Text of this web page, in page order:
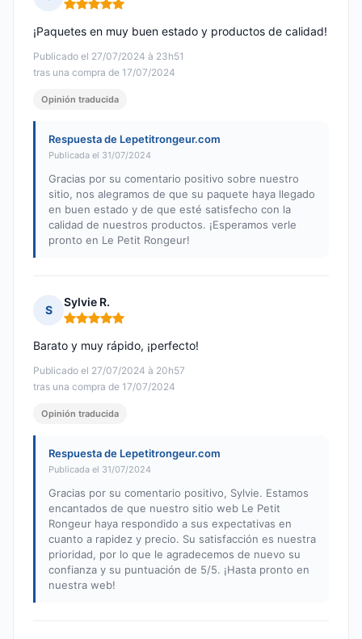
Nota: 5 de 5
Publicado el 27/07/2024 à 23h51
tras una compra de 17/07/2024
¡Paquetes en muy buen estado y productos de calidad!
Opinión traducida
Respuesta de Lepetitrongeur.com
Publicada el 31/07/2024
Gracias por su comentario positivo sobre nuestro
sitio, nos alegramos de que su paquete haya llegado
en buen estado y de que esté satisfecho con la
calidad de nuestros productos. ¡Esperamos verle
pronto en Le Petit Rongeur!
S
Sylvie R.
Nota: 5 de 5
Publicado el 27/07/2024 à 20h57
tras una compra de 17/07/2024
Barato y muy rápido, ¡perfecto!
Opinión traducida
Respuesta de Lepetitrongeur.com
Publicada el 31/07/2024
Gracias por su comentario positivo, Sylvie. Estamos
encantados de que nuestro sitio web Le Petit
Rongeur haya respondido a sus expectativas en
cuanto a rapidez y precio. Su satisfacción es nuestra
prioridad, por lo que le agradecemos de nuevo su
confianza y su puntuación de 5/5. ¡Hasta pronto en
nuestra web!